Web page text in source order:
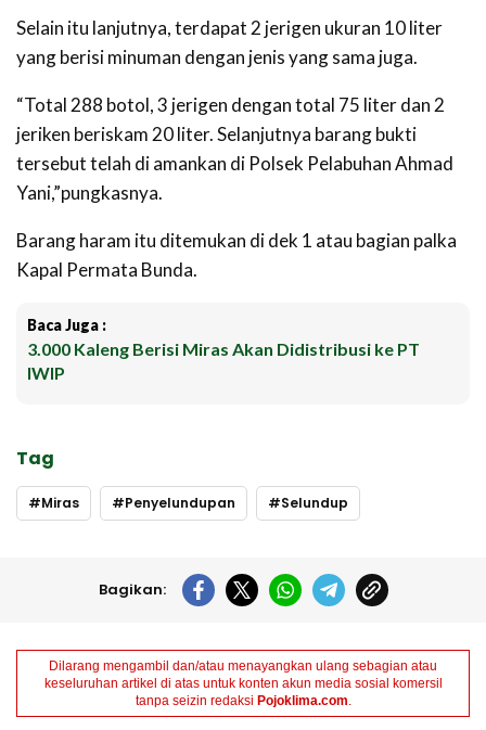
Selain itu lanjutnya, terdapat 2 jerigen ukuran 10 liter
yang berisi minuman dengan jenis yang sama juga.
“Total 288 botol, 3 jerigen dengan total 75 liter dan 2
jeriken beriskam 20 liter. Selanjutnya barang bukti
tersebut telah di amankan di Polsek Pelabuhan Ahmad
Yani,”pungkasnya.
Barang haram itu ditemukan di dek 1 atau bagian palka
Kapal Permata Bunda.
Baca Juga :
3.000 Kaleng Berisi Miras Akan Didistribusi ke PT
IWIP
Tag
Miras Penyelundupan Selundup
Bagikan:
Dilarang mengambil dan/atau menayangkan ulang sebagian atau
keseluruhan artikel di atas untuk konten akun media sosial komersil
tanpa seizin redaksi Pojoklima.com.